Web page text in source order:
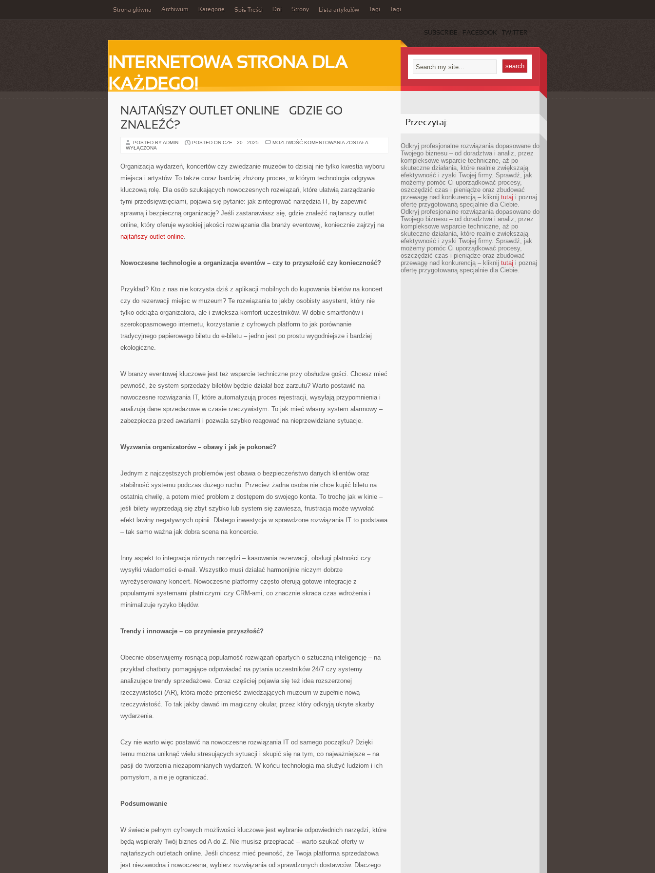
Strona główna Archiwum Kategorie Spis Treści Dni Strony Lista artykułów Tagi Tagi
SUBSCRIBE FACEBOOK TWITTER
INTERNETOWA STRONA DLA
KAŻDEGO!
NAJTAŃSZY OUTLET ONLINE – GDZIE GO
ZNALEŹĆ?
POSTED BY ADMIN POSTED ON CZE - 20 - 2025 MOŻLIWOŚĆ KOMENTOWANIA NAJTAŃSZY
GDZIE
GO
ZOSTAŁA
WYŁĄCZONA
Organizacja wydarzeń, koncertów czy zwiedzanie muzeów to dzisiaj nie tylko kwestia wyboru
miejsca i artystów. To także coraz bardziej złożony proces, w którym technologia odgrywa
kluczową rolę. Dla osób szukających nowoczesnych rozwiązań, które ułatwią zarządzanie
tymi przedsięwzięciami, pojawia się pytanie: jak zintegrować narzędzia IT, by zapewnić
sprawną i bezpieczną organizację? Jeśli zastanawiasz się, gdzie znaleźć najtanszy outlet
online, który oferuje wysokiej jakości rozwiązania dla branży eventowej, koniecznie zajrzyj na
najtańszy outlet online.
Nowoczesne technologie a organizacja eventów – czy to przyszłość czy konieczność?
Przykład? Kto z nas nie korzysta dziś z aplikacji mobilnych do kupowania biletów na koncert
czy do rezerwacji miejsc w muzeum? Te rozwiązania to jakby osobisty asystent, który nie
tylko odciąża organizatora, ale i zwiększa komfort uczestników. W dobie smartfonów i
szerokopasmowego internetu, korzystanie z cyfrowych platform to jak porównanie
tradycyjnego papierowego biletu do e-biletu – jedno jest po prostu wygodniejsze i bardziej
ekologiczne.
W branży eventowej kluczowe jest też wsparcie techniczne przy obsłudze gości. Chcesz mieć
pewność, że system sprzedaży biletów będzie działał bez zarzutu? Warto postawić na
nowoczesne rozwiązania IT, które automatyzują proces rejestracji, wysyłają przypomnienia i
analizują dane sprzedażowe w czasie rzeczywistym. To jak mieć własny system alarmowy –
zabezpiecza przed awariami i pozwala szybko reagować na nieprzewidziane sytuacje.
Wyzwania organizatorów – obawy i jak je pokonać?
Jednym z najczęstszych problemów jest obawa o bezpieczeństwo danych klientów oraz
stabilność systemu podczas dużego ruchu. Przecież żadna osoba nie chce kupić biletu na
ostatnią chwilę, a potem mieć problem z dostępem do swojego konta. To trochę jak w kinie –
jeśli bilety wyprzedają się zbyt szybko lub system się zawiesza, frustracja może wywołać
efekt lawiny negatywnych opinii. Dlatego inwestycja w sprawdzone rozwiązania IT to podstawa
– tak samo ważna jak dobra scena na koncercie.
Inny aspekt to integracja różnych narzędzi – kasowania rezerwacji, obsługi płatności czy
wysyłki wiadomości e-mail. Wszystko musi działać harmonijnie niczym dobrze
wyreżyserowany koncert. Nowoczesne platformy często oferują gotowe integracje z
popularnymi systemami płatniczymi czy CRM-ami, co znacznie skraca czas wdrożenia i
minimalizuje ryzyko błędów.
Trendy i innowacje – co przyniesie przyszłość?
Obecnie obserwujemy rosnącą popularność rozwiązań opartych o sztuczną inteligencję – na
przykład chatboty pomagające odpowiadać na pytania uczestników 24/7 czy systemy
analizujące trendy sprzedażowe. Coraz częściej pojawia się też idea rozszerzonej
rzeczywistości (AR), która może przenieść zwiedzających muzeum w zupełnie nową
rzeczywistość. To tak jakby dawać im magiczny okular, przez który odkryją ukryte skarby
wydarzenia.
Czy nie warto więc postawić na nowoczesne rozwiązania IT od samego początku? Dzięki
temu można uniknąć wielu stresujących sytuacji i skupić się na tym, co najważniejsze – na
pasji do tworzenia niezapomnianych wydarzeń. W końcu technologia ma służyć ludziom i ich
pomysłom, a nie je ograniczać.
Podsumowanie
W świecie pełnym cyfrowych możliwości kluczowe jest wybranie odpowiednich narzędzi, które
będą wspierały Twój biznes od A do Z. Nie musisz przepłacać – warto szukać oferty w
najtańszych outletach online. Jeśli chcesz mieć pewność, że Twoja platforma sprzedażowa
jest niezawodna i nowoczesna, wybierz rozwiązania od sprawdzonych dostawców. Dlaczego
Przeczytaj:
Odkryj profesjonalne rozwiązania dopasowane do
Twojego biznesu – od doradztwa i analiz, przez
kompleksowe wsparcie techniczne, aż po
skuteczne działania, które realnie zwiększają
efektywność i zyski Twojej firmy. Sprawdź, jak
możemy pomóc Ci uporządkować procesy,
oszczędzić czas i pieniądze oraz zbudować
przewagę nad konkurencją – kliknij tutaj i poznaj
ofertę przygotowaną specjalnie dla Ciebie.
Odkryj profesjonalne rozwiązania dopasowane do
Twojego biznesu – od doradztwa i analiz, przez
kompleksowe wsparcie techniczne, aż po
skuteczne działania, które realnie zwiększają
efektywność i zyski Twojej firmy. Sprawdź, jak
możemy pomóc Ci uporządkować procesy,
oszczędzić czas i pieniądze oraz zbudować
przewagę nad konkurencją – kliknij tutaj i poznaj
ofertę przygotowaną specjalnie dla Ciebie.